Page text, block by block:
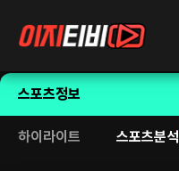
스포츠정보
하이라이트 스포츠분석